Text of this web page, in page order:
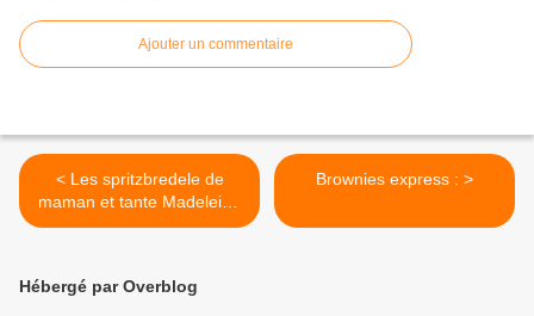
Ajouter un commentaire
< Les spritzbredele de
maman et tante Madeleine
:)
Brownies express : >
Hébergé par Overblog